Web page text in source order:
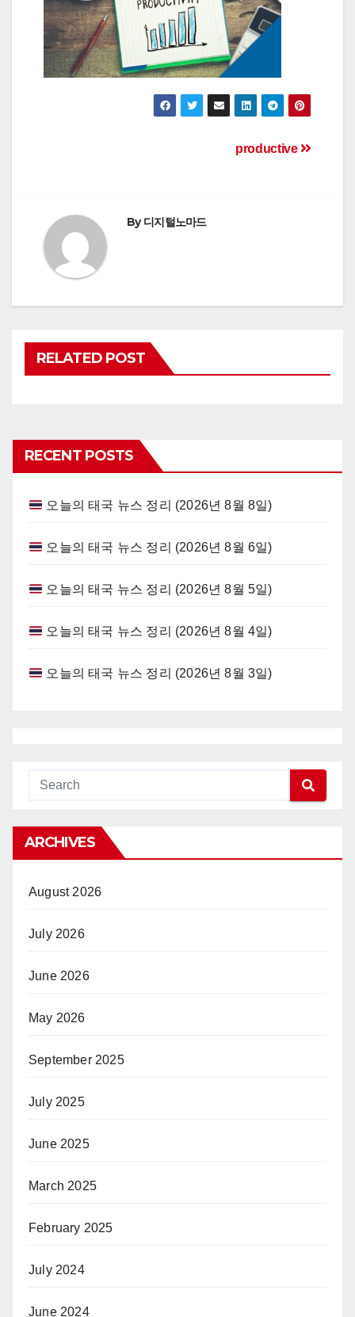
productive
By디지털노마드
RELATED POST
RECENT POSTS
오늘의 태국 뉴스 정리 (2026년 8월 8일)
오늘의 태국 뉴스 정리 (2026년 8월 6일)
오늘의 태국 뉴스 정리 (2026년 8월 5일)
오늘의 태국 뉴스 정리 (2026년 8월 4일)
오늘의 태국 뉴스 정리 (2026년 8월 3일)
ARCHIVES
August 2026
July 2026
June 2026
May 2026
September 2025
July 2025
June 2025
March 2025
February 2025
July 2024
June 2024